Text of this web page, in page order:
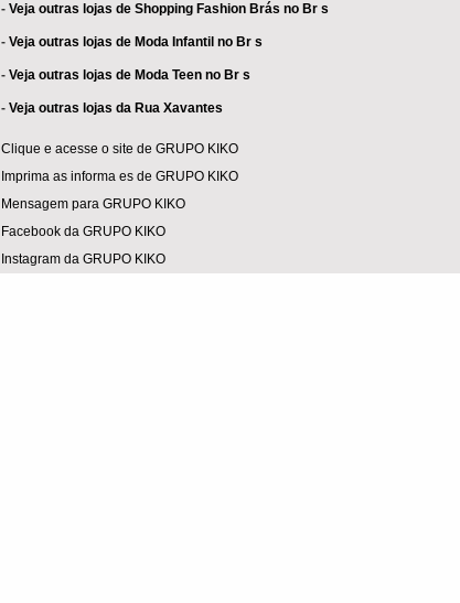
- Veja outras lojas de Shopping Fashion Brás no Br s
- Veja outras lojas de Moda Infantil no Br s
- Veja outras lojas de Moda Teen no Br s
- Veja outras lojas da Rua Xavantes
Clique e acesse o site de GRUPO KIKO
Imprima as informa es de GRUPO KIKO
Mensagem para GRUPO KIKO
Facebook da GRUPO KIKO
Instagram da GRUPO KIKO